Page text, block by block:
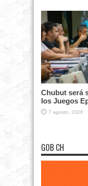
Chubut será
los Juegos
7 agosto, 2026
GOB CH